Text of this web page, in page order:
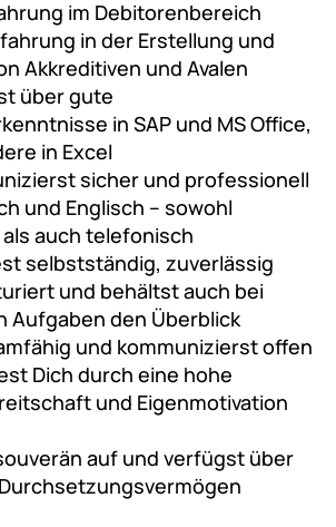
im Debitorenbereich
in der Erstellung und
Akkreditiven und Avalen
über gute
in SAP und MS Office,
in Excel
sicher und professionell
und Englisch – sowohl
auch telefonisch
selbstständig, zuverlässig
und behältst auch bei
Aufgaben den Überblick
und kommunizierst offen
Dich durch eine hohe
und Eigenmotivation
auf und verfügst über